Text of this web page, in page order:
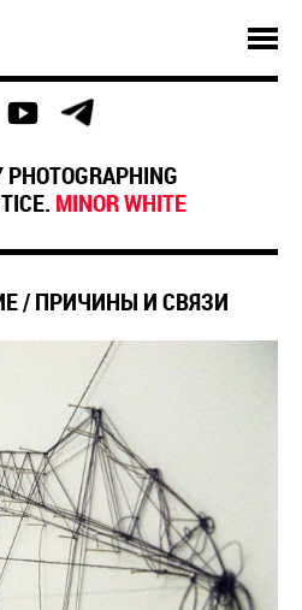
PHOTOGRAPHING
MINOR WHITE
/ ПРИЧИНЫ И СВЯЗИ